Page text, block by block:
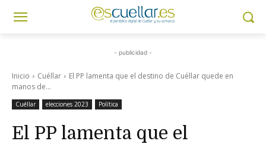
- publicidad -
Inicio Cuéllar
El PP lamenta que el destino de Cuéllar quede en
manos de...
Cuéllar elecciones 2023 Política
El PP lamenta que el